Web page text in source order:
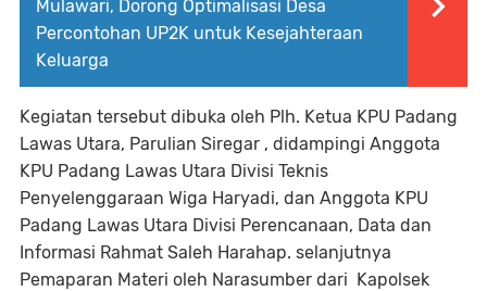
Mulawari, Dorong Optimalisasi Desa
Percontohan UP2K untuk Kesejahteraan
Keluarga
Kegiatan tersebut dibuka oleh Plh. Ketua KPU Padang
Lawas Utara, Parulian Siregar , didampingi Anggota
KPU Padang Lawas Utara Divisi Teknis
Penyelenggaraan Wiga Haryadi, dan Anggota KPU
Padang Lawas Utara Divisi Perencanaan, Data dan
Informasi Rahmat Saleh Harahap. selanjutnya
Pemaparan Materi oleh Narasumber dari Kapolsek